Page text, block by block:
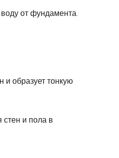
от фундамента.
и образует тонкую
и пола в